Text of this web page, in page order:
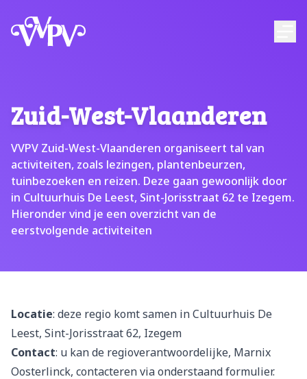
VVPV
Zuid-West-Vlaanderen
VVPV Zuid-West-Vlaanderen organiseert tal van
activiteiten, zoals lezingen, plantenbeurzen,
tuinbezoeken en reizen. Deze gaan gewoonlijk door
in Cultuurhuis De Leest, Sint-Jorisstraat 62 te Izegem.
Hieronder vind je een overzicht van de
eerstvolgende activiteiten
Locatie: deze regio komt samen inCultuurhuis De
Leest, Sint-Jorisstraat 62, Izegem
Contact: u kan de regioverantwoordelijke, Marnix
Oosterlinck, contacteren via onderstaand formulier.